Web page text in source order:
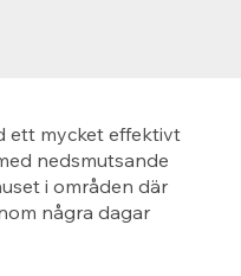
ett mycket effektivt
nedsmutsande
i områden där
några dagar